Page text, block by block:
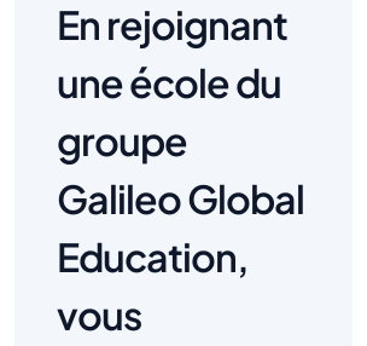
En rejoignant
une école du
groupe
Galileo Global
Education,
vous